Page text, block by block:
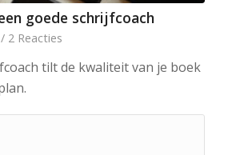
goede schrijfcoach
/ 2 Reacties
tilt de kwaliteit van je boek